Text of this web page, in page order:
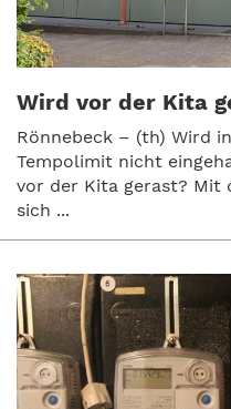
Wird vor der Kita
Rönnebeck – (th) Wird
Tempolimit nicht
vor der Kita gerast? Mit
sich ...